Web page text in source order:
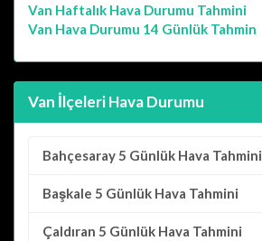
Van Haftalık Hava Durumu Tahmini
Van Hava Durumu 14 Günlük Tahmin
Van İlçeleri Hava Durumu
Bahçesaray 5 Günlük Hava Tahmini
Başkale 5 Günlük Hava Tahmini
Çaldıran 5 Günlük Hava Tahmini